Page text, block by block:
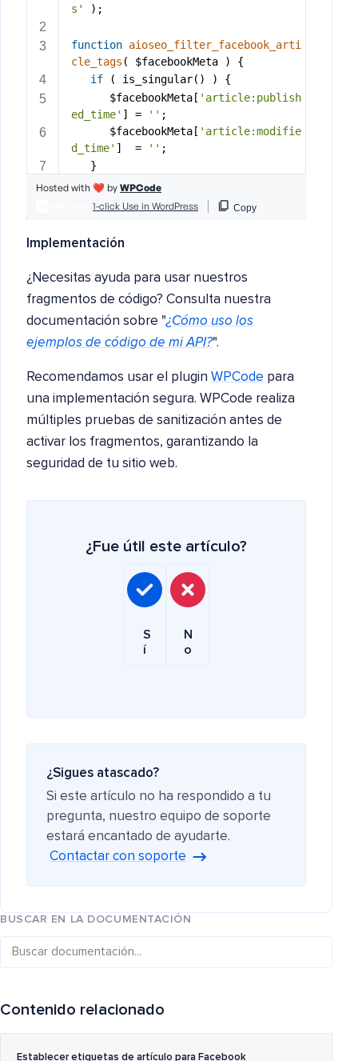
Implementación
¿Necesitas ayuda para usar nuestros
fragmentos de código? Consulta nuestra
documentación sobre "¿Cómo uso los
ejemplos de código de mi API?".
Recomendamos usar el plugin WPCode para
una implementación segura. WPCode realiza
múltiples pruebas de sanitización antes de
activar los fragmentos, garantizando la
seguridad de tu sitio web.
¿Fue útil este artículo?
S
í
N
o
¿Sigues atascado?
Si este artículo no ha respondido a tu
pregunta, nuestro equipo de soporte
estará encantado de ayudarte.
Contactar con soporte
BUSCAR EN LA DOCUMENTACIÓN
Contenido relacionado
Establecer etiquetas de artículo para Facebook